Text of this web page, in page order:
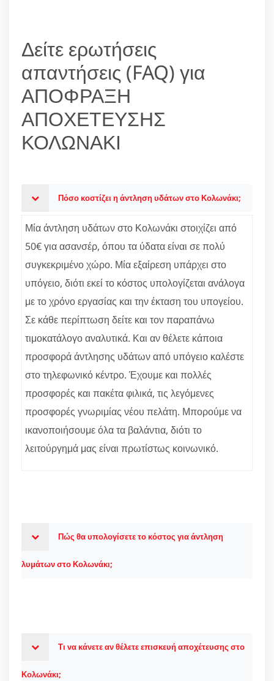
Δείτε ερωτήσεις
απαντήσεις (FAQ) για
ΑΠΟΦΡΑΞΗ
ΑΠΟΧΕΤΕΥΣΗΣ
ΚΟΛΩΝΑΚΙ
Πόσο κοστίζει η άντληση υδάτων στο Κολωνάκι;
Μία άντληση υδάτων στο Κολωνάκι στοιχίζει από
50€ για ασανσέρ, όπου τα ύδατα είναι σε πολύ
συγκεκριμένο χώρο. Μία εξαίρεση υπάρχει στο
υπόγειο, διότι εκεί το κόστος υπολογίζεται ανάλογα
με το χρόνο εργασίας και την έκταση του υπογείου.
Σε κάθε περίπτωση δείτε και τον παραπάνω
τιμοκατάλογο αναλυτικά. Και αν θέλετε κάποια
προσφορά άντλησης υδάτων από υπόγειο καλέστε
στο τηλεφωνικό κέντρο. Έχουμε και πολλές
προσφορές και πακέτα φιλικά, τις λεγόμενες
προσφορές γνωριμίας νέου πελάτη. Μπορούμε να
ικανοποιήσουμε όλα τα βαλάντια, διότι το
λειτούργημά μας είναι πρωτίστως κοινωνικό.
Πώς θα υπολογίσετε το κόστος για άντληση
λυμάτων στο Κολωνάκι;
Τι να κάνετε αν θέλετε επισκευή αποχέτευσης στο
Κολωνάκι;